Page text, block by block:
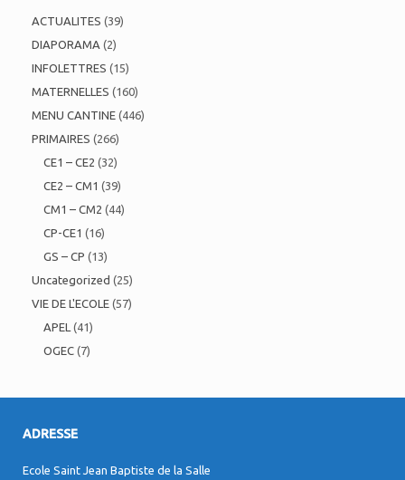
ACTUALITES (39)
DIAPORAMA (2)
INFOLETTRES (15)
MATERNELLES (160)
MENU CANTINE (446)
PRIMAIRES (266)
CE1 – CE2 (32)
CE2 – CM1 (39)
CM1 – CM2 (44)
CP-CE1 (16)
GS – CP (13)
Uncategorized (25)
VIE DE L'ECOLE (57)
APEL (41)
OGEC (7)
ADRESSE
Ecole Saint Jean Baptiste de la Salle